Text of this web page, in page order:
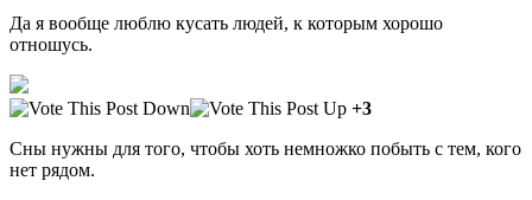
Да я вообще люблю кусать людей, к которым хорошо
отношусь.
+3
Сны нужны для того, чтобы хоть немножко побыть с тем, кого
нет рядом.